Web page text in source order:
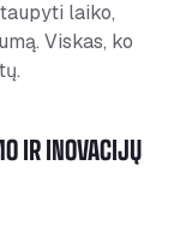
laiko,
Viskas, ko
IR INOVACIJŲ